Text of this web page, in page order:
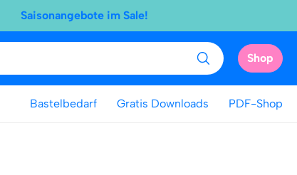
Saisonangebote im Sale!
Shop
Bastelbedarf Gratis Downloads PDF-Shop